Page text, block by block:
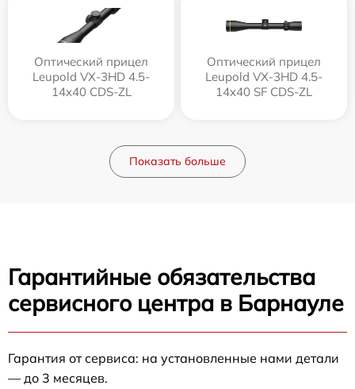
Оптический прицел
Leupold VX-3HD 4.5-
14x40 CDS-ZL
Оптический прицел
Leupold VX-3HD 4.5-
14x40 SF CDS-ZL
Показать больше
Гарантийные обязательства
сервисного центра в Барнауле
Гарантия от сервиса: на установленные нами детали
— до 3 месяцев.